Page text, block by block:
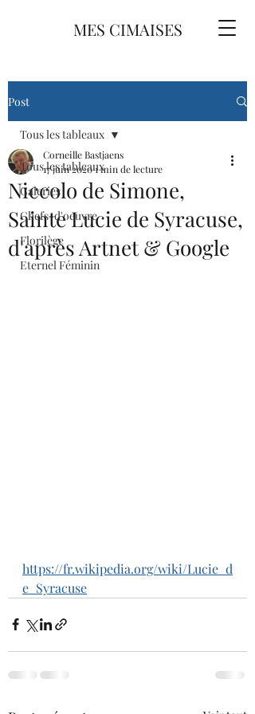
MES CIMAISES
Post
Tous les tableaux
Galeries
Chefs-d'oeuvre
Florilège
Eternel Féminin
Tous les tableaux
Niccolo de Simone,
Sainte Lucie de Syracuse,
d'après Artnet & Google
Corneille Bastjaens
17 juin 20201 min de lecture
https://fr.wikipedia.org/wiki/Lucie_d
e_Syracuse